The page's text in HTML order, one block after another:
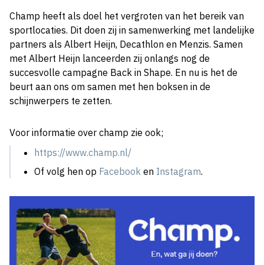
Champ heeft als doel het vergroten van het bereik van
sportlocaties. Dit doen zij in samenwerking met landelijke
partners als Albert Heijn, Decathlon en Menzis. Samen
met Albert Heijn lanceerden zij onlangs nog de
succesvolle campagne Back in Shape. En nu is het de
beurt aan ons om samen met hen boksen in de
schijnwerpers te zetten.
Voor informatie over champ zie ook;
https://www.champ.nl/
Of volg hen op Facebook en Instagram.